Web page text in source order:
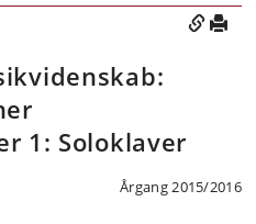
1: Soloklaver
Årgang 2015/2016